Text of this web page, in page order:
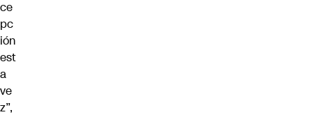
ce
pc
ión
est
a
ve
z”,